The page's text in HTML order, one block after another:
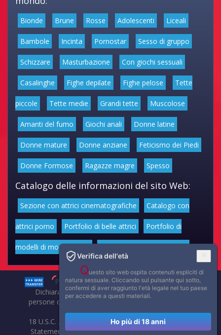
Bionde Brune Rosse Adolescenti Liceali
Bambole Incinta Pornostar Sesso di gruppo
Schizzare Masturbazione Con giochi sessuali
Casalinghe Fighe depilate Fighe pelose Tette
piccole Tette medie Grandi tette Muscolose
Amanti del fumo Giochi anali Donne latine
Donne mature Donne anziane Feticismo dei Piedi
Donne Formose Ragazze magre Spesso
Catalogo delle informazioni del sito Web:
Sezione con attrici cinematografiche Catalogo con
attrici porno Portfolio di belle attrici Portfolio di
modelli di moda volgari
Dichiarazione di non responsabilità: tutti i membri e le
persone che compaiono su questo sito hanno almeno 18
anni.
18 U.S.C. 2257 Record-Keeping Requirements Compliance
Statement. Affaritaliani, prima di pubblicare foto, video o
Verifica dell'età
Questo sito web ospita contenuti espliciti di
natura sessuale. Cliccando sul pulsante qui sotto,
confermi di aver raggiunto l'età legale nel tuo paese
per accedere a questi materiali.
Ho più di 18 anni